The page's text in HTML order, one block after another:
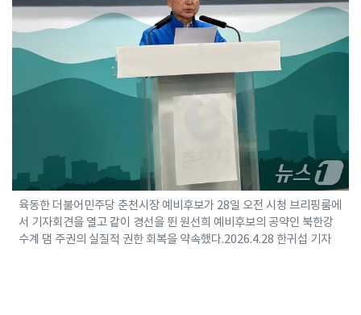
육동한 더불어민주당 춘천시장 예비후보가 28일 오전 시청 브리핑룸에
서 기자회견을 열고 같이 경선을 뛴 원선희 예비후보의 공약인 북한강
수계 댐 주권의 실질적 권한 회복을 약속했다.2026.4.28 한귀섭 기자